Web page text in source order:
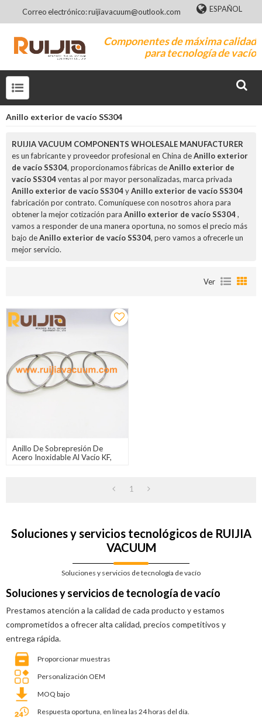
Correo electrónico: ruijiavacuum@outlook.com ESPAÑOL
Componentes de máxima calidad
para tecnología de vacío
Anillo exterior de vacío SS304
RUIJIA VACUUM COMPONENTS WHOLESALE MANUFACTURER
es un fabricante y proveedor profesional en China deAnillo exterior
de vacío SS304, proporcionamos fábricas deAnillo exterior de
vacío SS304ventas al por mayor personalizadas, marca privada
Anillo exterior de vacío SS304yAnillo exterior de vacío SS304
fabricación por contrato. Comuníquese con nosotros ahora para
obtener la mejor cotización para Anillo exterior de vacío SS304,
vamos a responder de una manera oportuna, no somos el precio más
bajo deAnillo exterior de vacío SS304, pero vamos a ofrecerle un
mejor servicio.
Ver
Anillo De Sobrepresión De
Acero Inoxidable Al Vacío KF,
1
Soluciones y servicios tecnológicos de RUIJIA
VACUUM
Soluciones y servicios de tecnología de vacío
Soluciones y servicios de tecnología de vacío
Prestamos atención a la calidad de cada producto y estamos
comprometidos a ofrecer alta calidad, precios competitivos y
entrega rápida.
Proporcionar muestras
Personalización OEM
MOQ bajo
Respuesta oportuna, en línea las 24 horas del día.